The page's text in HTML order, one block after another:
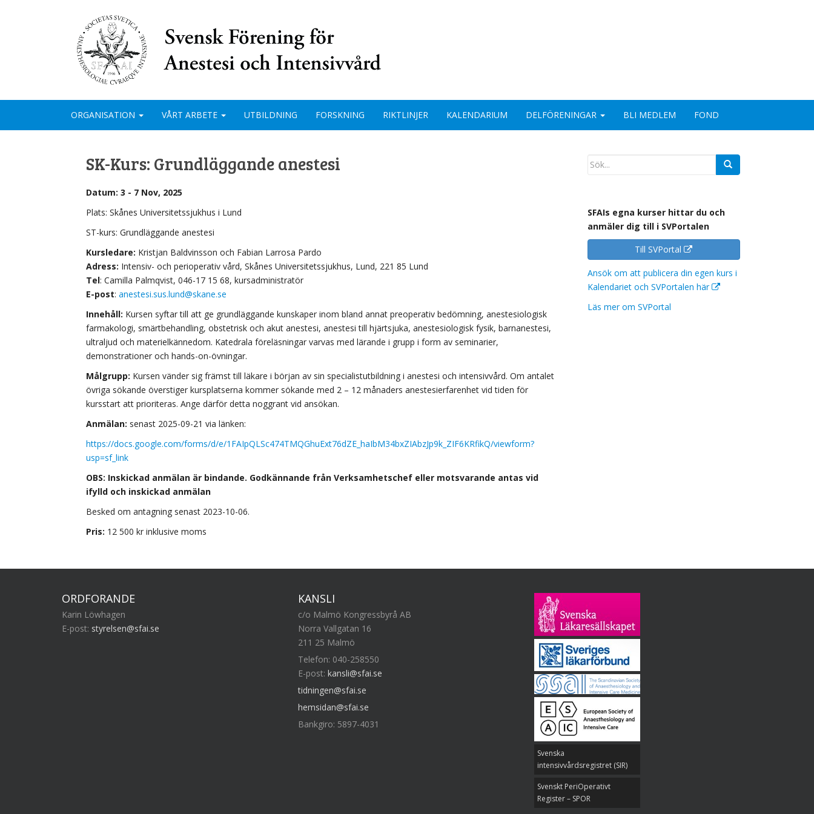
ORGANISATION VÅRT ARBETE UTBILDNING FORSKNING RIKTLINJER KALENDARIUM DELFÖRENINGAR BLI MEDLEM FOND
SK-Kurs: Grundläggande anestesi
Datum: 3 - 7 Nov, 2025
Plats: Skånes Universitetssjukhus i Lund
ST-kurs: Grundläggande anestesi
Kursledare: Kristjan Baldvinsson och Fabian Larrosa Pardo
Adress: Intensiv- och perioperativ vård, Skånes Universitetssjukhus, Lund, 221 85 Lund
Tel: Camilla Palmqvist, 046-17 15 68, kursadministratör
E-post: anestesi.sus.lund@skane.se
Innehåll: Kursen syftar till att ge grundläggande kunskaper inom bland annat preoperativ bedömning, anestesiologisk
farmakologi, smärtbehandling, obstetrisk och akut anestesi, anestesi till hjärtsjuka, anestesiologisk fysik, barnanestesi,
ultraljud och materielkännedom. Katedrala föreläsningar varvas med lärande i grupp i form av seminarier,
demonstrationer och hands-on-övningar.
Målgrupp: Kursen vänder sig främst till läkare i början av sin specialistutbildning i anestesi och intensivvård. Om antalet
övriga sökande överstiger kursplatserna kommer sökande med 2 – 12 månaders anestesierfarenhet vid tiden för
kursstart att prioriteras. Ange därför detta noggrant vid ansökan.
Anmälan: senast 2025-09-21 via länken:
https://docs.google.com/forms/d/e/1FAIpQLSc474TMQGhuExt76dZE_haIbM34bxZIAbzJp9k_ZIF6KRfikQ/viewform?
usp=sf_link
OBS: Inskickad anmälan är bindande. Godkännande från Verksamhetschef eller motsvarande antas vid
ifylld och inskickad anmälan
Besked om antagning senast 2023-10-06.
Pris: 12 500 kr inklusive moms
SFAIs egna kurser hittar du och
anmäler dig till i SVPortalen
Till SVPortal
Ansök om att publicera din egen kurs i
Kalendariet och SVPortalen här
Läs mer om SVPortal
ORDFÖRANDE
Karin Löwhagen
E-post: styrelsen@sfai.se
KANSLI
c/o Malmö Kongressbyrå AB
Norra Vallgatan 16
211 25 Malmö
Telefon: 040-258550
E-post: kansli@sfai.se
tidningen@sfai.se
hemsidan@sfai.se
Bankgiro: 5897-4031
Svenska
intensivvårdsregistret (SIR)
Svenskt PeriOperativt
Register – SPOR